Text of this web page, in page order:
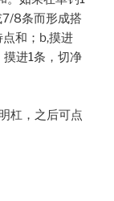
8条而形成搭
和；b,摸进
进1条，切净
杠，之后可点